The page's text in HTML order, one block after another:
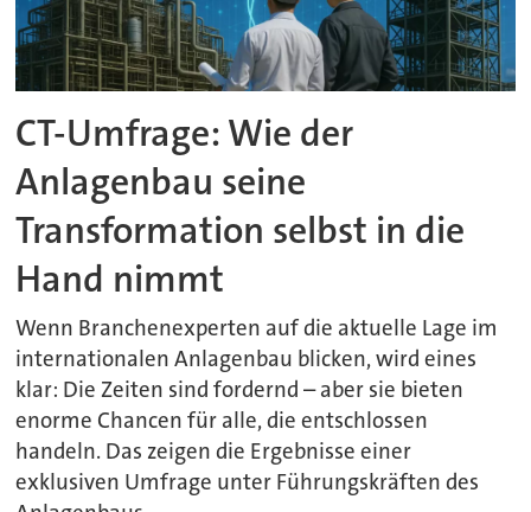
CT-Umfrage: Wie der
Anlagenbau seine
Transformation selbst in die
Hand nimmt
Wenn Branchenexperten auf die aktuelle Lage im
internationalen Anlagenbau blicken, wird eines
klar: Die Zeiten sind fordernd – aber sie bieten
enorme Chancen für alle, die entschlossen
handeln. Das zeigen die Ergebnisse einer
exklusiven Umfrage unter Führungskräften des